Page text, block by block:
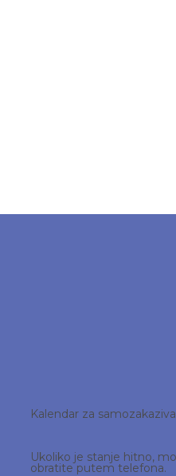
Kalendar za
Ukoliko je stanje hitno,
obratite putem telefona.